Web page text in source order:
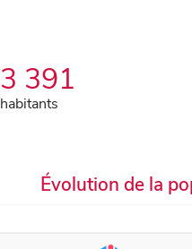
3 391
habitants
Évolution de la